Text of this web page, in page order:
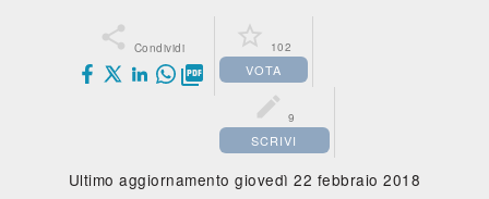
 Condividi

 102
VOTA
 9
SCRIVI
Ultimo aggiornamento giovedì 22 febbraio 2018